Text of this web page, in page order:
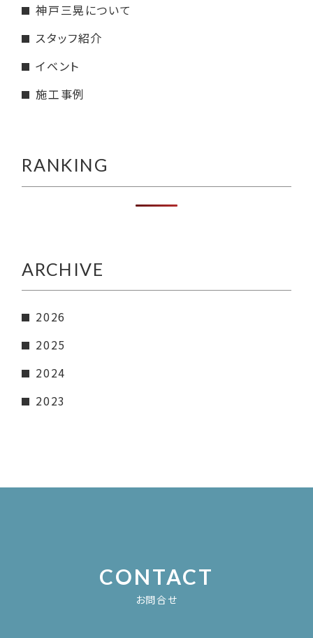
神戸三晃について
スタッフ紹介
イベント
施工事例
RANKING
ARCHIVE
2026
2025
2024
2023
CONTACT
お問合せ